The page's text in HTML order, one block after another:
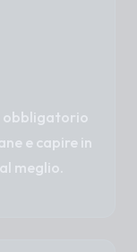
obbligatorio
e capire in
meglio.